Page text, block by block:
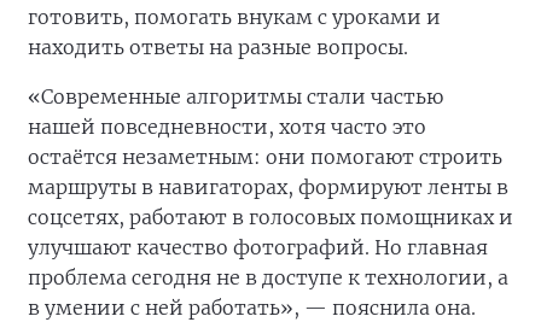
готовить, помогать внукам с уроками и
находить ответы на разные вопросы.
«Современные алгоритмы стали частью
нашей повседневности, хотя часто это
остаётся незаметным: они помогают строить
маршруты в навигаторах, формируют ленты в
соцсетях, работают в голосовых помощниках и
улучшают качество фотографий. Но главная
проблема сегодня не в доступе к технологии, а
в умении с ней работать», — пояснила она.